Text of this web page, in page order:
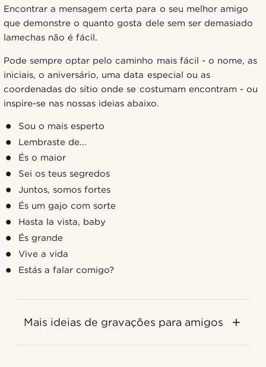
Encontrar a mensagem certa para o seu melhor amigo
que demonstre o quanto gosta dele sem ser demasiado
lamechas não é fácil.
Pode sempre optar pelo caminho mais fácil - o nome, as
iniciais, o aniversário, uma data especial ou as
coordenadas do sítio onde se costumam encontram - ou
inspire-se nas nossas ideias abaixo.
Sou o mais esperto
Lembraste de...
És o maior
Sei os teus segredos
Juntos, somos fortes
És um gajo com sorte
Hasta la vista, baby
És grande
Vive a vida
Estás a falar comigo?
Mais ideias de gravações para amigos